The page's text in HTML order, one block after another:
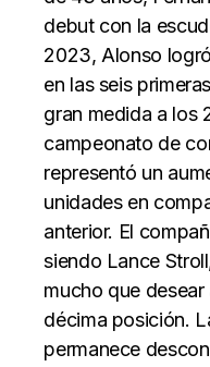
debut con la
2023, Alonso
en las seis
gran medida a los
campeonato de
representó un
unidades en
anterior. El
siendo Lance
mucho que
décima posición.
permanece